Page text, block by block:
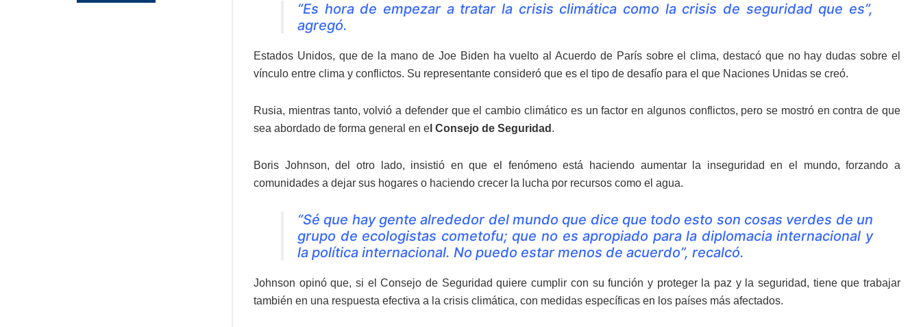
“Es hora de empezar a tratar la crisis climática como la crisis de seguridad que es”,
agregó.
Estados Unidos, que de la mano de Joe Biden ha vuelto al Acuerdo de París sobre el clima, destacó que no hay dudas sobre el
vínculo entre clima y conflictos. Su representante consideró que es el tipo de desafío para el que Naciones Unidas se creó.
Rusia, mientras tanto, volvió a defender que el cambio climático es un factor en algunos conflictos, pero se mostró en contra de que
sea abordado de forma general en e l Consejo de Seguridad .
Boris Johnson, del otro lado, insistió en que el fenómeno está haciendo aumentar la inseguridad en el mundo, forzando a
comunidades a dejar sus hogares o haciendo crecer la lucha por recursos como el agua.
“Sé que hay gente alrededor del mundo que dice que todo esto son cosas verdes de un
grupo de ecologistas cometofu; que no es apropiado para la diplomacia internacional y
la política internacional. No puedo estar menos de acuerdo”, recalcó.
Johnson opinó que, si el Consejo de Seguridad quiere cumplir con su función y proteger la paz y la seguridad, tiene que trabajar
también en una respuesta efectiva a la crisis climática, con medidas específicas en los países más afectados.